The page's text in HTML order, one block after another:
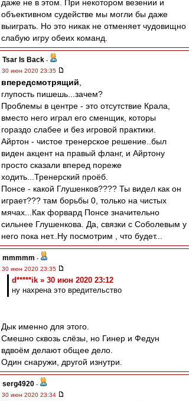
даже не в этом. При некотором везении и
объективном судействе мы могли бы даже
выиграть. Но это никак не отменяет чудовищно
слабую игру обеих команд.
Tsar Is Back -
30 июн 2020 23:35
впередсмотрящий
глупость пишешь...зачем?
Проблемы в центре - это отсутствие Крала,
вместо него играл его сменщик, которы
гораздо слабее и без игровой практики.
Айртон - чистое тренерское решение..был
виден акцент на правый фланг, и Айртону
просто сказали вперед пореже
ходить...Тренерский проёб.
Понсе - какой Глушенков???? Ты видел как он
играет??? там борьбы 0, только на чистых
мячах...Как форвард Понсе значительно
сильнее Глушенкова. Да, связки с Соболевым у
него пока нет..Ну посмотрим , что будет...
mmmmm -
30 июн 2020 23:35
d*****ik » 30 июн 2020 23:12
ну нахрена это вредительство
Дык именно для этого.
Смешно сквозь слёзы, но Гинер и Федун
вдвоём делают общее дело.
Один снаружи, другой изнутри.
serg4920 -
30 июн 2020 23:34